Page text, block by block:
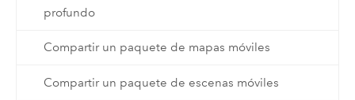
profundo
Compartir un paquete de mapas móviles
Compartir un paquete de escenas móviles